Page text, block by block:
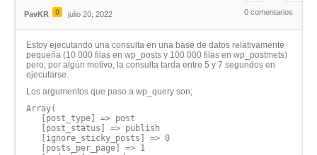
PavKR 0 julio 20, 2022 0 comentarios
Estoy ejecutando una consulta en una base de datos relativamente
pequeña (10 000 filas en wp_posts y 100 000 filas en wp_postmets)
pero, por algún motivo, la consulta tarda entre 5 y 7 segundos en
ejecutarse.
Los argumentos que paso a wp_query son;
Array(
   [post_type] => post
   [post_status] => publish
   [ignore_sticky_posts] => 0
   [posts_per_page] => 1